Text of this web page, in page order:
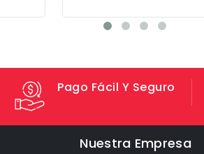
Pago Fácil Y Seguro
Nuestra Empresa